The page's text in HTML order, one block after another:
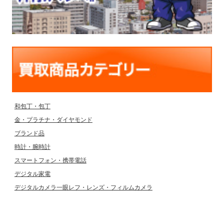
和包丁・包丁
金・プラチナ・ダイヤモンド
ブランド品
時計・腕時計
スマートフォン・携帯電話
デジタル家電
デジタルカメラ一眼レフ・レンズ・フィルムカメラ